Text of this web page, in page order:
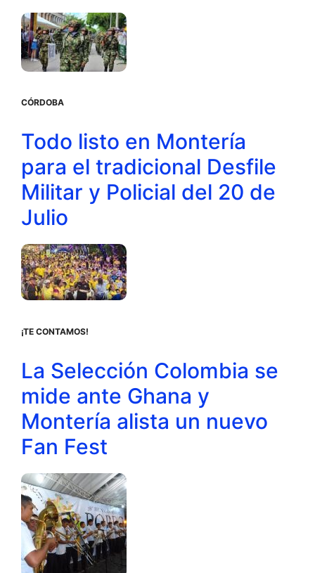
CÓRDOBA
Todo listo en Montería
para el tradicional Desfile
Militar y Policial del 20 de
Julio
¡TE CONTAMOS!
La Selección Colombia se
mide ante Ghana y
Montería alista un nuevo
Fan Fest